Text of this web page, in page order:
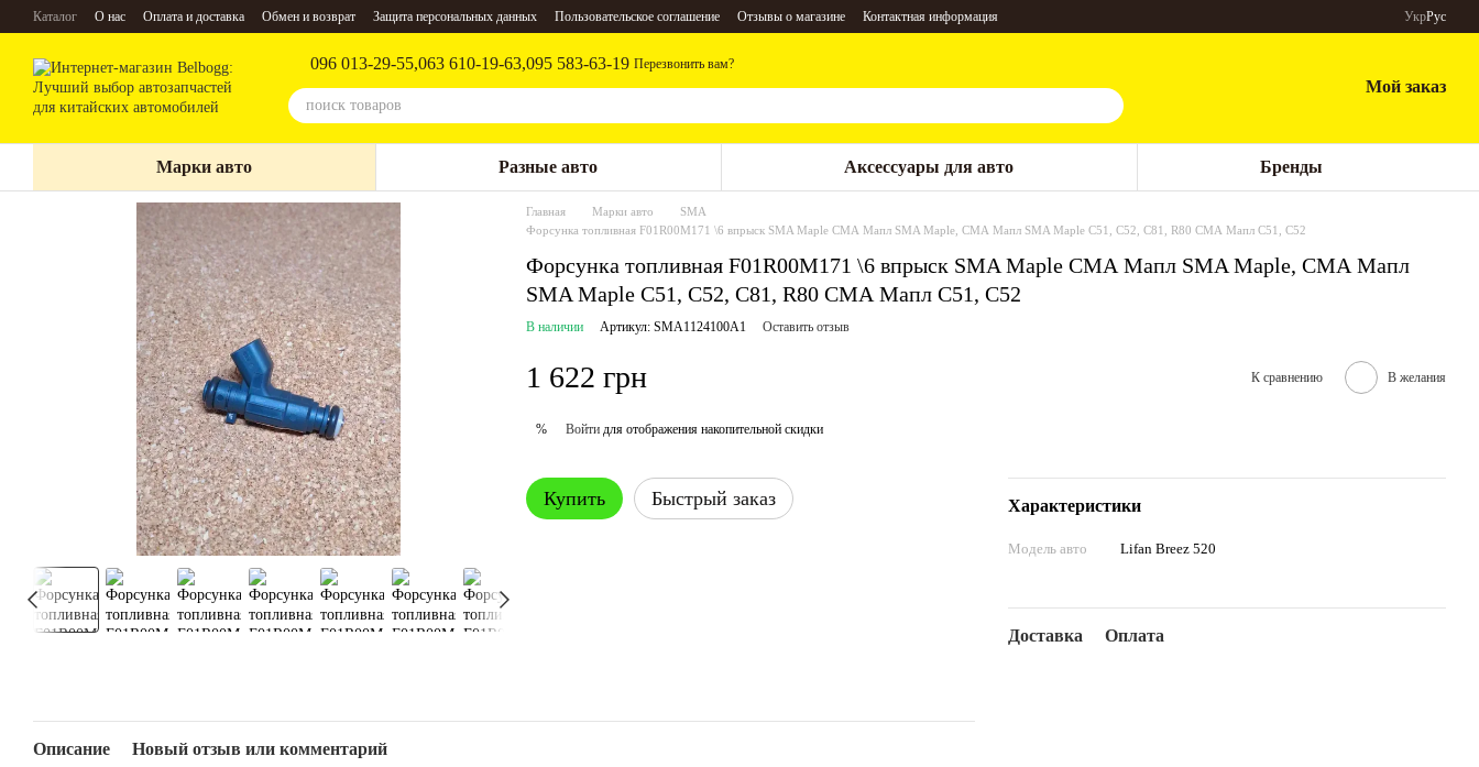
Перейти к основному контенту
Каталог О нас Оплата и доставка Обмен и возврат Защита персональных данных Пользовательское соглашение Отзывы о магазине Контактная информация УкрРус
096 013-29-55,063 610-19-63,095 583-63-19 Перезвонить вам?
Мой заказ
Марки авто Разные авто Аксессуары для авто Бренды
Главная Марки авто
SMA
Форсунка топливная F01R00M171 \6 впрыск SMA Maple СМА Мапл SMA Maple, СМА Мапл SMA Maple C51, C52, C81, R80 СМА Мапл С51, С52
Форсунка топливная F01R00M171 \6 впрыск SMA Maple СМА Мапл SMA Maple, СМА Мапл
SMA Maple C51, C52, C81, R80 СМА Мапл С51, С52
В наличии Артикул: SMA1124100A1 Оставить отзыв
1 622 грн К сравнению В желания
% Войти для отображения накопительной скидки
Купить Быстрый заказ Характеристики
Модель авто Lifan Breez 520
Доставка Оплата
Описание Новый отзыв или комментарий